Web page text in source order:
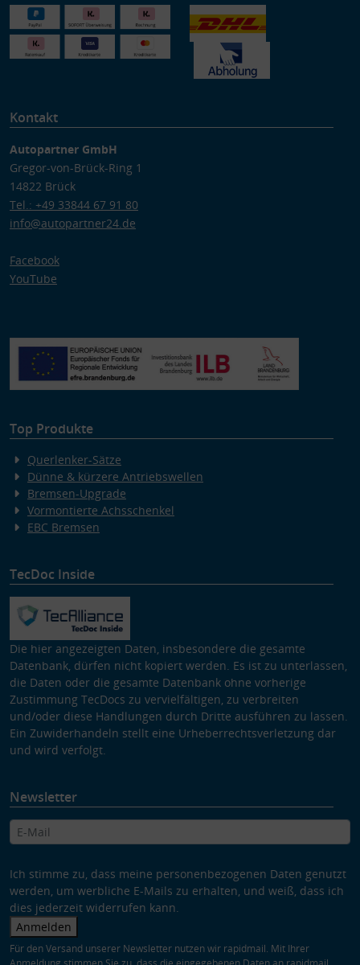
Kontakt
Autopartner GmbH
Gregor-von-Brück-Ring 1
14822 Brück
Tel.: +49 33844 67 91 80
info@autopartner24.de
Facebook
YouTube
Top Produkte
Querlenker-Sätze
Dünne & kürzere Antriebswellen
Bremsen-Upgrade
Vormontierte Achsschenkel
EBC Bremsen
TecDoc Inside
Die hier angezeigten Daten, insbesondere die gesamte
Datenbank, dürfen nicht kopiert werden. Es ist zu unterlassen,
die Daten oder die gesamte Datenbank ohne vorherige
Zustimmung TecDocs zu vervielfältigen, zu verbreiten
und/oder diese Handlungen durch Dritte ausführen zu lassen.
Ein Zuwiderhandeln stellt eine Urheberrechtsverletzung dar
und wird verfolgt.
Newsletter
Ich stimme zu, dass meine personenbezogenen Daten genutzt
werden, um werbliche E-Mails zu erhalten, und weiß, dass ich
dies jederzeit widerrufen kann.
Anmelden
Für den Versand unserer Newsletter nutzen wir rapidmail. Mit Ihrer